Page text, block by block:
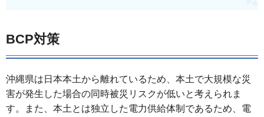
BCP対策
沖縄県は日本本土から離れているため、本土で大規模な災
害が発生した場合の同時被災リスクが低いと考えられま
す。また、本土とは独立した電力供給体制であるため、電